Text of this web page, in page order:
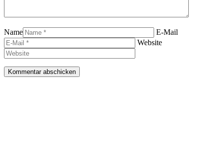
Name
E-Mail
Website